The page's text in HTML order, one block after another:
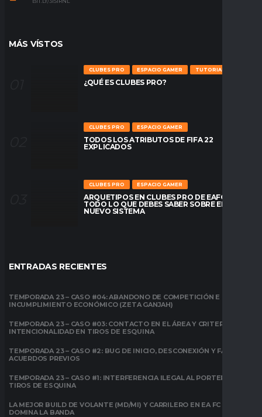
MÁS VÍSTOS
CLUBES PRO ESPACIO GAMER TUTORIALES
¿QUÉ ES CLUBES PRO?
CLUBES PRO ESPACIO GAMER
TODOS LOS ATRIBUTOS DE FIFA 22
EXPLICADOS
CLUBES PRO ESPACIO GAMER
ARQUETIPOS EN CLUBES PRO DE EAFC26:
TODO LO QUE DEBES SABER SOBRE EL
NUEVO SISTEMA
ENTRADAS RECIENTES
TEMPORADA 23 – CASO #04: ABANDONO DE COMPETICIÓN E
INCUMPLIMIENTO ECONÓMICO (ZETA GANJAH)
TEMPORADA 23 – CASO #03: CONTACTO EN EL ÁREA Y CRITERIO DE
INTENCIONALIDAD EN TIROS DE ESQUINA
TEMPORADA 23 – CASO #2: BUG DE INICIO, DESCONEXIÓN Y FALTA DE
ACUERDOS PREVIOS
TEMPORADA 23 – CASO #1: INTERFERENCIA ILEGAL AL PORTERO EN
TIROS DE ESQUINA
LA MEJOR BUILD DE VOLANTE (MD/MI) Y CARRILERO EN EA FC 26:
DOMINA LA BANDA